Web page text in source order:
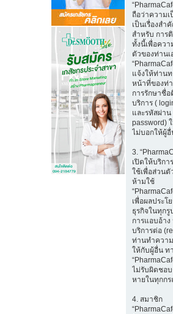
ถือว่าความ
เป็นเรื่องสำ
สำหรับ การ
ทั้งนี้เพื่อควา
ตัวของท่านเ
แจ้งให้ท่าน
หน้าที่ของท่า
การรักษาชื่
บริการ (
และรหัสผ่าน
password)
ไม่บอกให้ผู้
3.
เปิดให้บริกา
ใช้เพื่อส่วนตั
ห้ามใช้
เพื่อผลประโ
ธุรกิจในทุก
การแอบอ้าง
บริการต่อ
ท่านทำควา
ให้กับผู้อื่น ท
ไม่รับผิดชอ
หายในทุกก
4. สมาชิก